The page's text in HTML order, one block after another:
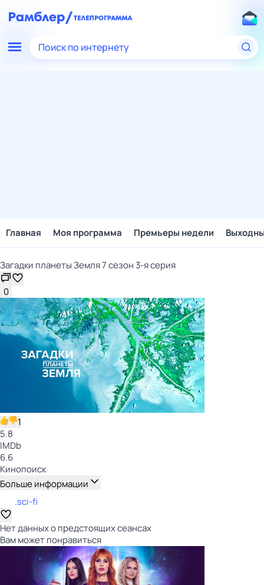
Поиск по интернету
Главная Моя программа Премьеры недели
Загадки планеты Земля 7 сезон 3-я серия
0
1
5.8
IMDb
6.6
Кинопоиск
Больше информации
.sci-fi
Нет данных о предстоящих сеансах
Вам может понравиться